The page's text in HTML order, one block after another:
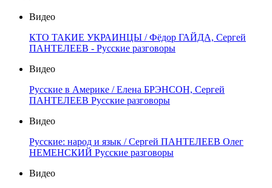
Видео
КТО ТАКИЕ УКРАИНЦЫ / Фёдор ГАЙДА, Сергей
ПАНТЕЛЕЕВ - Русские разговоры
Видео
Русские в Америке / Елена БРЭНСОН, Сергей
ПАНТЕЛЕЕВ Русские разговоры
Видео
Русские: народ и язык / Сергей ПАНТЕЛЕЕВ Олег
НЕМЕНСКИЙ Русские разговоры
Видео